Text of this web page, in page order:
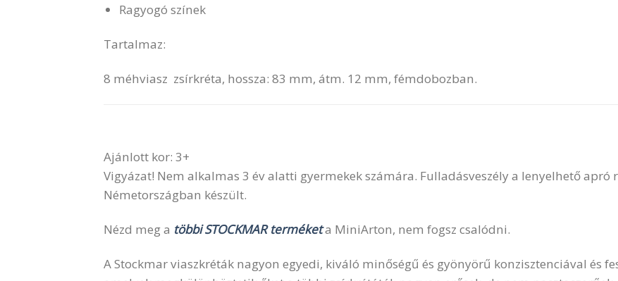
Ragyogó színek
Tartalmaz:
8 méhviasz zsírkréta, hossza: 83 mm, átm. 12 mm, fémdobozban.
Ajánlott kor: 3+
Vigyázat! Nem alkalmas 3 év alatti gyermekek számára. Fulladásveszély a lenyelhető apró
Németországban készült.
Nézd meg a többi STOCKMAR terméketa MiniArton, nem fogsz csalódni.
A Stockmar viaszkréták nagyon egyedi, kiváló minőségű és gyönyörű konzisztenciával és